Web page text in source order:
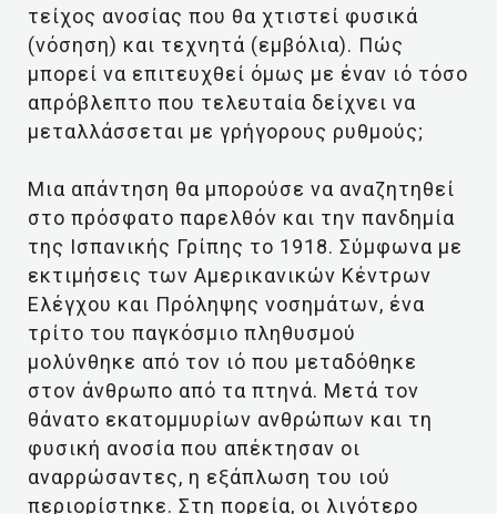
τείχος ανοσίας που θα χτιστεί φυσικά
(νόσηση) και τεχνητά (εμβόλια). Πώς
μπορεί να επιτευχθεί όμως με έναν ιό τόσο
απρόβλεπτο που τελευταία δείχνει να
μεταλλάσσεται με γρήγορους ρυθμούς;
Μια απάντηση θα μπορούσε να αναζητηθεί
στο πρόσφατο παρελθόν και την πανδημία
της Ισπανικής Γρίπης το 1918. Σύμφωνα με
εκτιμήσεις των Αμερικανικών Κέντρων
Ελέγχου και Πρόληψης νοσημάτων, ένα
τρίτο του παγκόσμιο πληθυσμού
μολύνθηκε από τον ιό που μεταδόθηκε
στον άνθρωπο από τα πτηνά. Μετά τον
θάνατο εκατομμυρίων ανθρώπων και τη
φυσική ανοσία που απέκτησαν οι
αναρρώσαντες, η εξάπλωση του ιού
περιορίστηκε. Στη πορεία, οι λιγότερο